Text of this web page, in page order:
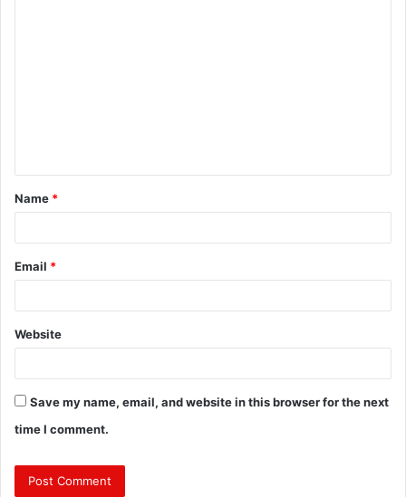
t
*
Name *
Email *
Website
Save my name, email, and website in this browser for the next
time I comment.